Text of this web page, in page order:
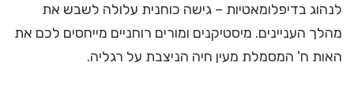
לנהוג בדיפלומאטיות – גישה כוחנית עלולה לשבש את
מהלך העניינים. מיסטיקנים ומורים רוחניים מייחסים לכם את
האות ח' המסמלת מעין חיה הניצבת על רגליה.